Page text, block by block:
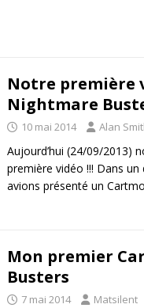
Notre première
Nightmare
10 mai 2014 Alan
Aujourd’hui (24/09/2013)
première vidéo !!! Dans
avions présenté un
Mon premier
Busters
7 mai 2014 Matsilent